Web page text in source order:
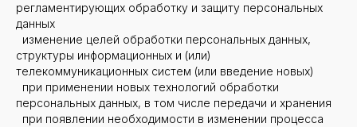
регламентирующих обработку и защиту персональных
данных
изменение целей обработки персональных данных,
структуры информационных и (или)
телекоммуникационных систем (или введение новых)
при применении новых технологий обработки
персональных данных, в том числе передачи и хранения
при появлении необходимости в изменении процесса